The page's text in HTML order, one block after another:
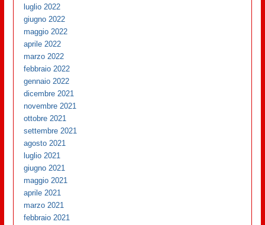
luglio 2022
giugno 2022
maggio 2022
aprile 2022
marzo 2022
febbraio 2022
gennaio 2022
dicembre 2021
novembre 2021
ottobre 2021
settembre 2021
agosto 2021
luglio 2021
giugno 2021
maggio 2021
aprile 2021
marzo 2021
febbraio 2021